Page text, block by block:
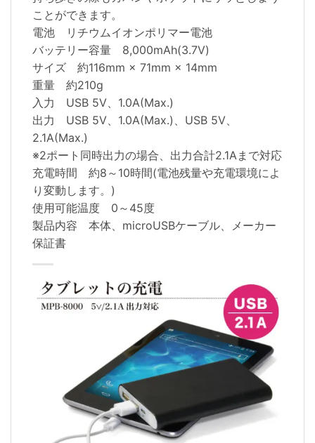
ことができます。
電池 リチウムイオンポリマー電池
バッテリー容量 8,000mAh(3.7V)
サイズ 約116mm × 71mm × 14mm
重量 約210g
入力 USB 5V、1.0A(Max.)
出力 USB 5V、1.0A(Max.)、USB 5V、
2.1A(Max.)
※2ポート同時出力の場合、出力合計2.1Aまで対応
充電時間 約8～10時間(電池残量や充電環境によ
り変動します。)
使用可能温度 0～45度
製品内容 本体、microUSBケーブル、メーカー
保証書